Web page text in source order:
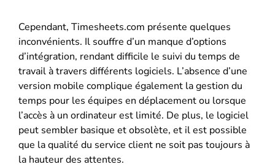
Cependant, Timesheets.com présente quelques
inconvénients. Il souffre d’un manque d’options
d’intégration, rendant difficile le suivi du temps de
travail à travers différents logiciels. L’absence d’une
version mobile complique également la gestion du
temps pour les équipes en déplacement ou lorsque
l’accès à un ordinateur est limité. De plus, le logiciel
peut sembler basique et obsolète, et il est possible
que la qualité du service client ne soit pas toujours à
la hauteur des attentes.